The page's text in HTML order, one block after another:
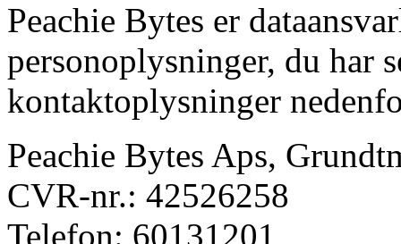
Peachie Bytes er
personoplysninger, du har
kontaktoplysninger
Peachie Bytes Aps,
CVR-nr.: 42526258
Telefon: 60131201